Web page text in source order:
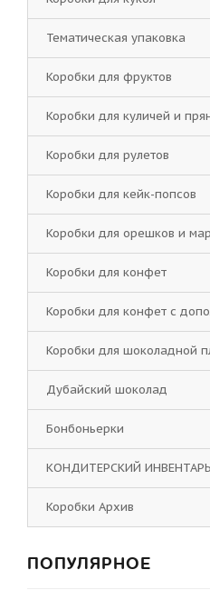
Тематическая упаковка
Коробки для фруктов
Коробки для куличей и
Коробки для рулетов
Коробки для кейк-попсов
Коробки для орешков и
Коробки для конфет
Коробки для конфет с
Коробки для шоколадной
Дубайский шоколад
Бонбоньерки
КОНДИТЕРСКИЙ ИНВЕНТАРЬ
Коробки Архив
ПОПУЛЯРНОЕ